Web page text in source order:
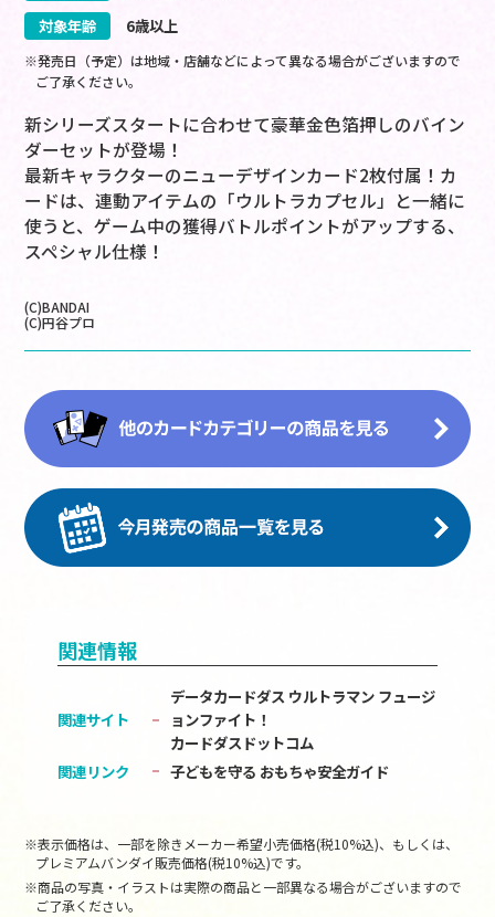
対象年齢
6歳以上
※発売日（予定）は地域・店舗などによって異なる場合がございますので
ご了承ください。
新シリーズスタートに合わせて豪華金色箔押しのバイン
ダーセットが登場！
最新キャラクターのニューデザインカード2枚付属！カ
ードは、連動アイテムの「ウルトラカプセル」と一緒に
使うと、ゲーム中の獲得バトルポイントがアップする、
スペシャル仕様！
(C)BANDAI
(C)円谷プロ
関連情報
関連サイト
データカードダス ウルトラマン フュージ
ョンファイト！
カードダスドットコム
関連リンク
子どもを守る おもちゃ安全ガイド
※表示価格は、一部を除きメーカー希望小売価格(税10%込)、もしくは、
プレミアムバンダイ販売価格(税10%込)です。
※商品の写真・イラストは実際の商品と一部異なる場合がございますので
ご了承ください。